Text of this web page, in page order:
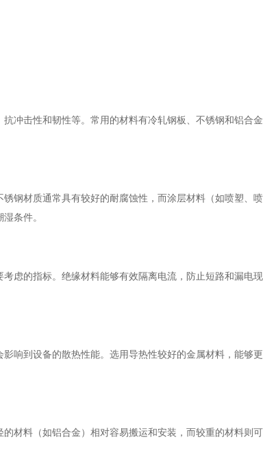
冲击性和韧性等。常用的材料有冷轧钢板、不锈钢和铝合
钢材质通常具有较好的耐腐蚀性，而涂层材料（如喷塑、
条件。
虑的指标。绝缘材料能够有效隔离电流，防止短路和漏电
响到设备的散热性能。选用导热性较好的金属材料，能够
材料（如铝合金）相对容易搬运和安装，而较重的材料则